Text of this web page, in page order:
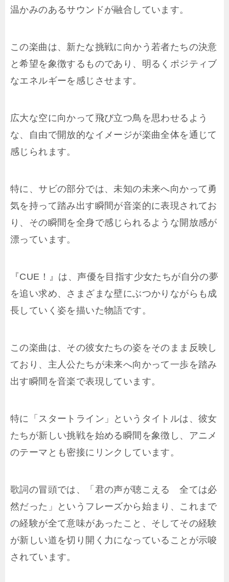
温かみのあるサウンドが融合しています。
この楽曲は、新たな挑戦に向かう若者たちの決意
と希望を象徴するものであり、明るくポジティブ
なエネルギーを感じさせます。
広大な空に向かって飛び立つ鳥を思わせるよう
な、自由で開放的なイメージが楽曲全体を通じて
感じられます。
特に、サビの部分では、未知の未来へ向かって勇
気を持って踏み出す瞬間が音楽的に表現されてお
り、その瞬間を全身で感じられるような開放感が
漂っています。
『CUE！』は、声優を目指す少女たちが自分の夢
を追い求め、さまざまな壁にぶつかりながらも成
長していく姿を描いた物語です。
この楽曲は、その彼女たちの姿をそのまま反映し
ており、主人公たちが未来へ向かって一歩を踏み
出す瞬間を音楽で表現しています。
特に「スタートライン」というタイトルは、彼女
たちが新しい挑戦を始める瞬間を象徴し、アニメ
のテーマとも密接にリンクしています。
歌詞の冒頭では、「君の声が聴こえる 全ては必
然だった」というフレーズから始まり、これまで
の経験が全て意味があったこと、そしてその経験
が新しい道を切り開く力になっていることが示唆
されています。